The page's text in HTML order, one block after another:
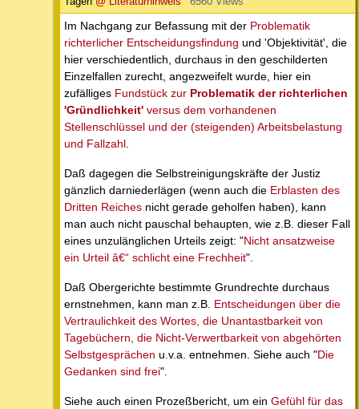
Im Nachgang zur Befassung mit der Problematik
richterlicher Entscheidungsfindung und 'Objektivität', die
hier verschiedentlich, durchaus in den geschilderten
Einzelfallen zurecht, angezweifelt wurde, hier ein
zufälliges Fundstück zur Problematik der richterlichen
'Gründlichkeit' versus dem vorhandenen
Stellenschlüssel und der (steigenden) Arbeitsbelastung
und Fallzahl
Daß dagegen die Selbstreinigungskräfte der Justiz
gänzlich darniederlägen (wenn auch die Erblasten des
Dritten Reiches nicht gerade geholfen haben), kann
man auch nicht pauschal behaupten, wie z.B. dieser Fall
eines unzulänglichen Urteils zeigt: "Nicht ansatzweise
ein Urteil â€“ schlicht eine Frechheit".
Daß Obergerichte bestimmte Grundrechte durchaus
ernstnehmen, kann man z.B. Entscheidungen über die
Vertraulichkeit des Wortes, die Unantastbarkeit von
Tagebüchern, die Nicht-Verwertbarkeit von abgehörten
Selbstgesprächen u.v.a. entnehmen. Siehe auch "Die
Gedanken sind frei".
Siehe auch einen Prozeßbericht, um ein Gefühl für das